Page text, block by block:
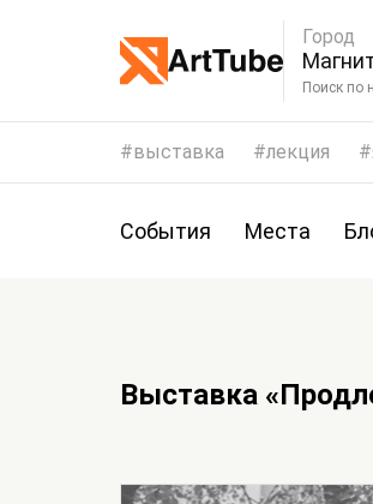
Город
выставка лекция
События Места
Выставка